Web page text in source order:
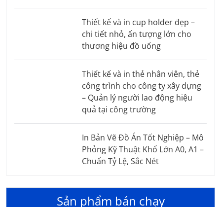
Thiết kế và in cup holder đẹp –
chi tiết nhỏ, ấn tượng lớn cho
thương hiệu đồ uống
Thiết kế và in thẻ nhân viên, thẻ
công trình cho công ty xây dựng
– Quản lý người lao động hiệu
quả tại công trường
In Bản Vẽ Đồ Án Tốt Nghiệp – Mô
Phỏng Kỹ Thuật Khổ Lớn A0, A1 –
Chuẩn Tỷ Lệ, Sắc Nét
Sản phẩm bán chạy